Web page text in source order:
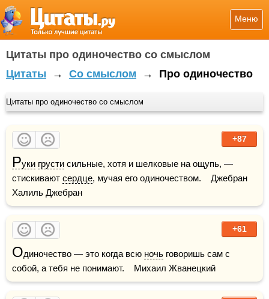
Меню
Цитаты про одиночество со смыслом
Цитаты → Со смыслом → Про одиночество
Цитаты про одиночество со смыслом
+87
Руки грусти сильные, хотя и шелковые на ощупь, —
стискивают сердце, мучая его одиночеством.    Джебран
Халиль Джебран
+61
Одиночество — это когда всю ночь говоришь сам с
собой, а тебя не понимают.    Михаил Жванецкий